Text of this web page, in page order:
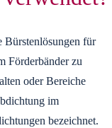
Bürstenlösungen für
Förderbänder zu
oder Bereiche
im
bezeichnet.